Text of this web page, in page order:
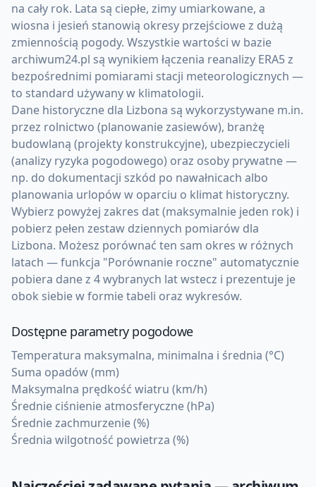
na cały rok. Lata są ciepłe, zimy umiarkowane, a
wiosna i jesień stanowią okresy przejściowe z dużą
zmiennością pogody. Wszystkie wartości w bazie
archiwum24.pl są wynikiem łączenia reanalizy ERA5 z
bezpośrednimi pomiarami stacji meteorologicznych —
to standard używany w klimatologii.
Dane historyczne dla Lizbona są wykorzystywane m.in.
przez rolnictwo (planowanie zasiewów), branżę
budowlaną (projekty konstrukcyjne), ubezpieczycieli
(analizy ryzyka pogodowego) oraz osoby prywatne —
np. do dokumentacji szkód po nawałnicach albo
planowania urlopów w oparciu o klimat historyczny.
Wybierz powyżej zakres dat (maksymalnie jeden rok) i
pobierz pełen zestaw dziennych pomiarów dla
Lizbona. Możesz porównać ten sam okres w różnych
latach — funkcja "Porównanie roczne" automatycznie
pobiera dane z 4 wybranych lat wstecz i prezentuje je
obok siebie w formie tabeli oraz wykresów.
Dostępne parametry pogodowe
Temperatura maksymalna, minimalna i średnia (°C)
Suma opadów (mm)
Maksymalna prędkość wiatru (km/h)
Średnie ciśnienie atmosferyczne (hPa)
Średnie zachmurzenie (%)
Średnia wilgotność powietrza (%)